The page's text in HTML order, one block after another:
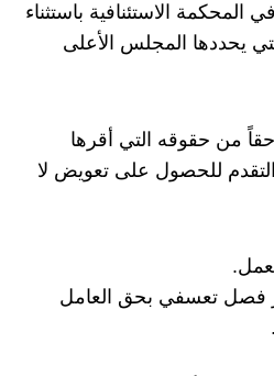
المحكمة الاستئنافية باستثناء
يحددها المجلس الأعلى
من حقوقه التي أقرها
للحصول على تعويض لا
فصل تعسفي بحق العامل